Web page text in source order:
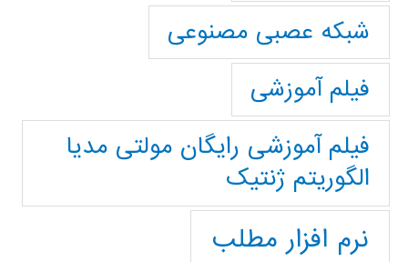
شبکه عصبی مصنوعی
فیلم آموزشی
فیلم آموزشی رایگان مولتی مدیا
الگوریتم ژنتیک
نرم افزار مطلب